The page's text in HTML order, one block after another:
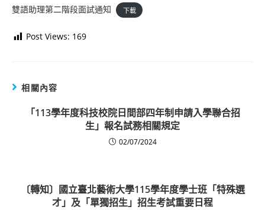
雙語助理第二階段面試通知 下載
Post Views: 169
相關內容
「113學年度科技校院日間部四年制申請入學聯合招
生」報名試務相關規定
02/07/2024
〔轉知〕國立臺北藝術大學115學年度學士班「特殊選
才」及「單獨招生」招生考試重要日程